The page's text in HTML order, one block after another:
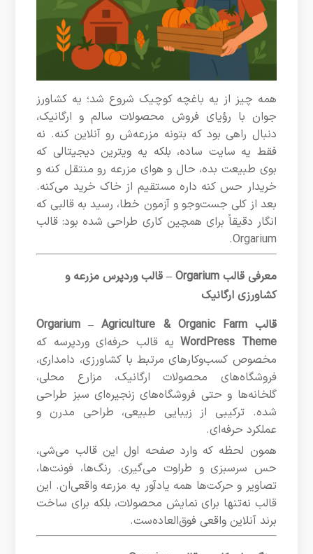
همه چیز از یه باغچه کوچیک شروع شد؛ یه کشاورز
جوان با رؤیای فروش محصولات سالم و ارگانیک،
دنبال راهی بود که بتونه مزرعه‌ش رو آنلاین کنه. نه
فقط یه سایت ساده، بلکه یه ویترین دیجیتالی که
بوی طبیعت بده، حال و هوای مزرعه رو منتقل کنه و
خریدار حس کنه داره مستقیم از خاک خرید می‌کنه.
بعد از کلی جست‌وجو و آزمون خطا، رسید به قالبی که
انگار دقیقاً برای همچین کاری طراحی شده بود: قالب
Orgarium.
معرفی قالب Orgarium – قالب وردپرس مزرعه و
کشاورزی ارگانیک
قالب Orgarium – Agriculture & Organic Farm
WordPress Themeیه قالب حرفه‌ای وردپرسه که
مخصوص کسب‌وکارهای مرتبط با کشاورزی، دامداری،
فروشگاه‌های محصولات ارگانیک، مزارع محلی،
گلخانه‌ها و حتی فروشگاه‌های زنجیره‌ای سبز طراحی
شده. ترکیبی از زیبایی طبیعی، طراحی مدرن و
عملکرد حرفه‌ای.
همون لحظه که وارد صفحه اول این قالب می‌شی،
حس سرسبزی و طراوت می‌گیری. رنگ‌ها، فونت‌ها،
تصاویر و حرکت‌ها همه یادآور یه مزرعه واقعی‌ان. این
قالب نه‌تنها برای نمایش محصولات، بلکه برای ساخت
برند آنلاین واقعی فوق‌العاده‌ست.